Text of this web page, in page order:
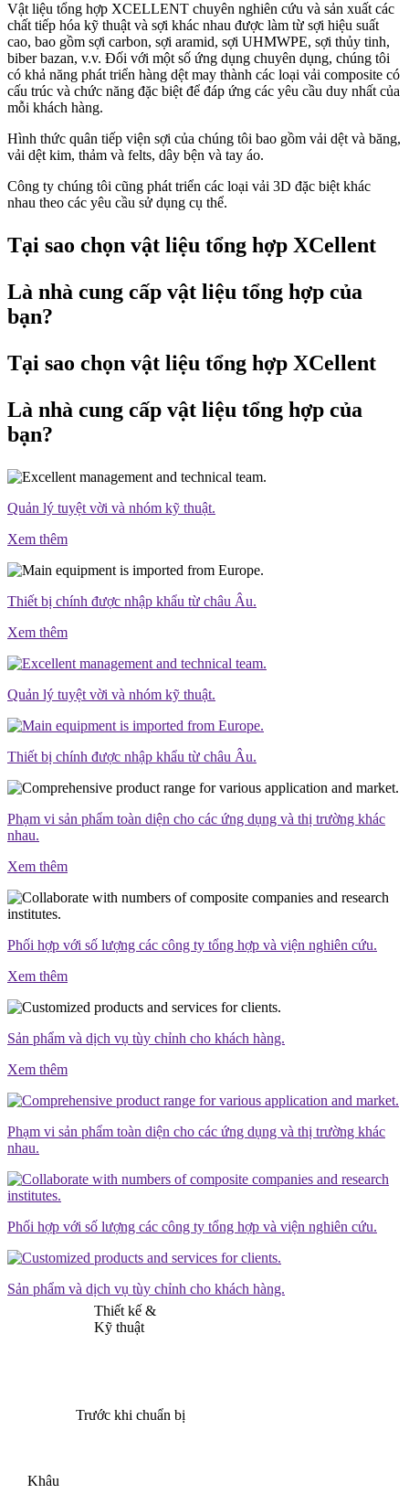
Vật liệu tổng hợp XCELLENT chuyên nghiên cứu và sản xuất các
chất tiếp hóa kỹ thuật và sợi khác nhau được làm từ sợi hiệu suất
cao, bao gồm sợi carbon, sợi aramid, sợi UHMWPE, sợi thủy tinh,
biber bazan, v.v. Đối với một số ứng dụng chuyên dụng, chúng tôi
có khả năng phát triển hàng dệt may thành các loại vải composite có
cấu trúc và chức năng đặc biệt để đáp ứng các yêu cầu duy nhất của
mỗi khách hàng.
Hình thức quân tiếp viện sợi của chúng tôi bao gồm vải dệt và băng,
vải dệt kim, thảm và felts, dây bện và tay áo.
Công ty chúng tôi cũng phát triển các loại vải 3D đặc biệt khác
nhau theo các yêu cầu sử dụng cụ thể.
Tại sao chọn vật liệu tổng hợp XCellent
Là nhà cung cấp vật liệu tổng hợp của
bạn?
Tại sao chọn vật liệu tổng hợp XCellent
Là nhà cung cấp vật liệu tổng hợp của
bạn?
Quản lý tuyệt vời và nhóm kỹ thuật.
Xem thêm
Thiết bị chính được nhập khẩu từ châu Âu.
Xem thêm
Quản lý tuyệt vời và nhóm kỹ thuật.
Thiết bị chính được nhập khẩu từ châu Âu.
Phạm vi sản phẩm toàn diện cho các ứng dụng và thị trường khác
nhau.
Xem thêm
Phối hợp với số lượng các công ty tổng hợp và viện nghiên cứu.
Xem thêm
Sản phẩm và dịch vụ tùy chỉnh cho khách hàng.
Xem thêm
Phạm vi sản phẩm toàn diện cho các ứng dụng và thị trường khác
nhau.
Phối hợp với số lượng các công ty tổng hợp và viện nghiên cứu.
Sản phẩm và dịch vụ tùy chỉnh cho khách hàng.
Thiết kế &
Kỹ thuật
Trước khi chuẩn bị
Khâu